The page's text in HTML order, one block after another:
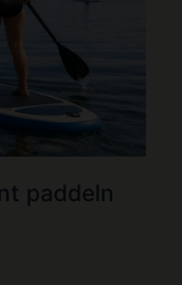
paddeln